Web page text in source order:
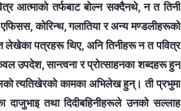
आत्माको तर्फबाट बोल्न सक्दैनथे, न त तिनी
कोरिन्थ, गलातिया र अन्य मण्डलीहरूको
लेखेका पत्रहरू थिए, अनि तिनीहरू न त पवित्र
उपदेश, सान्त्वना र प्रोत्साहनका शब्दहरू हुन्
त्यतिखेरको कामका अभिलेख हुन्। ती प्रभुमा
दाजुभाइ तथा दिदीबहिनीहरूले उनको सल्लाह